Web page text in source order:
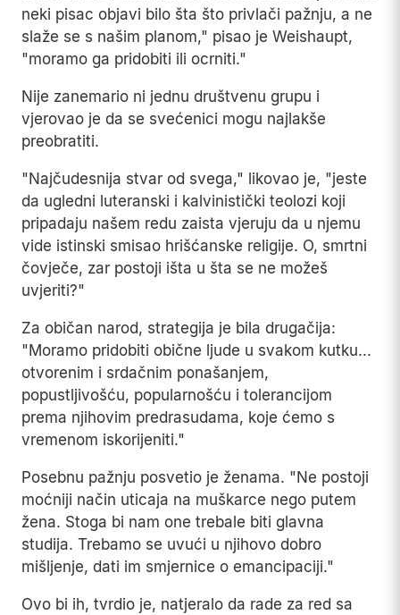
neki pisac objavi bilo šta što privlači pažnju, a ne
slaže se s našim planom," pisao je Weishaupt,
"moramo ga pridobiti ili ocrniti."
Nije zanemario ni jednu društvenu grupu i
vjerovao je da se svećenici mogu najlakše
preobratiti.
"Najčudesnija stvar od svega," likovao je, "jeste
da ugledni luteranski i kalvinistički teolozi koji
pripadaju našem redu zaista vjeruju da u njemu
vide istinski smisao hrišćanske religije. O, smrtni
čovječe, zar postoji išta u šta se ne možeš
uvjeriti?"
Za običan narod, strategija je bila drugačija:
"Moramo pridobiti obične ljude u svakom kutku...
otvorenim i srdačnim ponašanjem,
popustljivošću, popularnošću i tolerancijom
prema njihovim predrasudama, koje ćemo s
vremenom iskorijeniti."
Posebnu pažnju posvetio je ženama. "Ne postoji
moćniji način uticaja na muškarce nego putem
žena. Stoga bi nam one trebale biti glavna
studija. Trebamo se uvući u njihovo dobro
mišljenje, dati im smjernice o emancipaciji."
Ovo bi ih, tvrdio je, natjeralo da rade za red sa